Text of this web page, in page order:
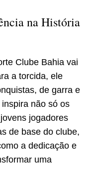
na História
Clube Bahia vai
a torcida, ele
de garra e
não só os
jogadores
de base do clube,
a dedicação e
uma